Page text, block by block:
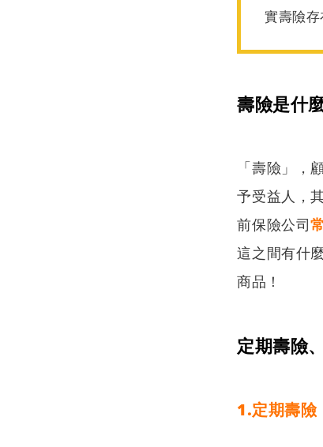
實壽險
壽險是什
「壽險」，
予受益人，
前保險公司
這之間有什
商品！
定期壽險
1.定期壽險